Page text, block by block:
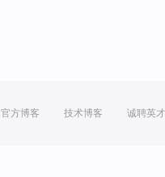
官方博客 技术博客 诚聘英才